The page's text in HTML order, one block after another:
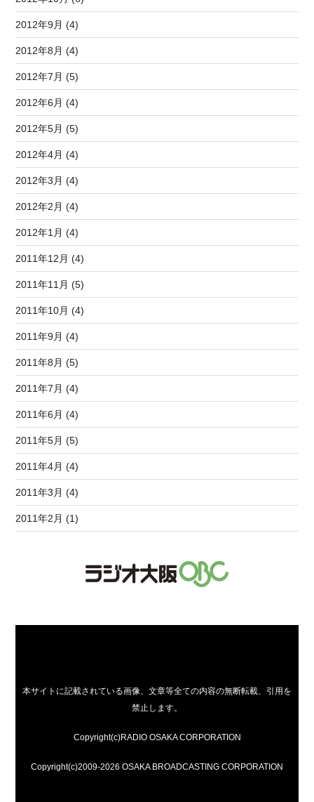
2012年9月 (4)
2012年8月 (4)
2012年7月 (5)
2012年6月 (4)
2012年5月 (5)
2012年4月 (4)
2012年3月 (4)
2012年2月 (4)
2012年1月 (4)
2011年12月 (4)
2011年11月 (5)
2011年10月 (4)
2011年9月 (4)
2011年8月 (5)
2011年7月 (4)
2011年6月 (4)
2011年5月 (5)
2011年4月 (4)
2011年3月 (4)
2011年2月 (1)
本サイトに記載されている画像、文章等全ての内容の無断転載、引用を
禁止します。
Copyright(c)RADIO OSAKA CORPORATION
Copyright(c)2009-2026 OSAKA BROADCASTING CORPORATION